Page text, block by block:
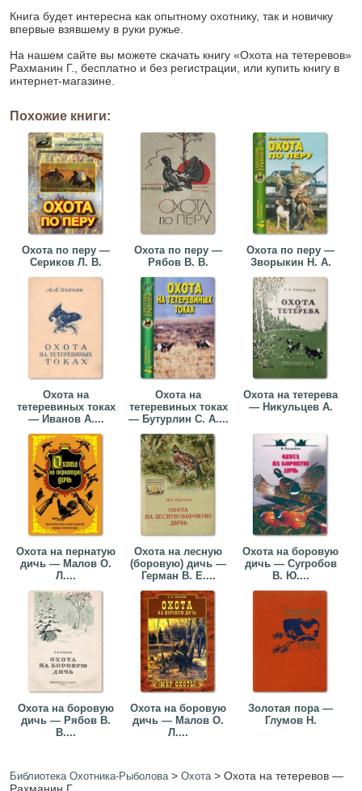
Книга будет интересна как опытному охотнику, так и новичку
впервые взявшему в руки ружье.
На нашем сайте вы можете скачать книгу «Охота на тетеревов»
Рахманин Г., бесплатно и без регистрации, или купить книгу в
интернет-магазине.
Похожие книги:
Охота по перу —
Сериков Л. В.
Охота по перу —
Рябов В. В.
Охота по перу —
Зворыкин Н. А.
Охота на
тетеревиных токах
— Иванов А....
Охота на
тетеревиных токах
— Бутурлин С. А....
Охота на тетерева
— Никульцев А.
Охота на пернатую
дичь — Малов О.
Л....
Охота на лесную
(боровую) дичь —
Герман В. Е....
Охота на боровую
дичь — Сугробов
В. Ю....
Охота на боровую
дичь — Рябов В.
В....
Охота на боровую
дичь — Малов О.
Л....
Золотая пора —
Глумов Н.
Библиотека Охотника-Рыболова>Охота>Охота на тетеревов —